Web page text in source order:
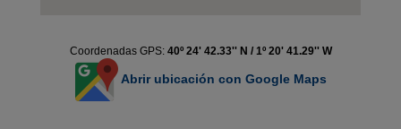
Coordenadas GPS: 40º 24' 42.33'' N / 1º 20' 41.29'' W
Abrir ubicación con Google Maps